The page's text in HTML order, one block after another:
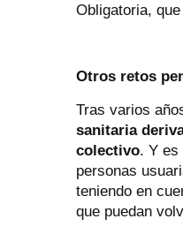
Obligatoria,
Otros retos
Tras varios
sanitaria
colectivo. Y es
personas
teniendo en
que puedan